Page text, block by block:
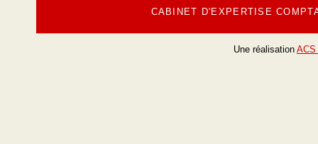
CABINET D'EXPERTISE
Une réalisation ACS